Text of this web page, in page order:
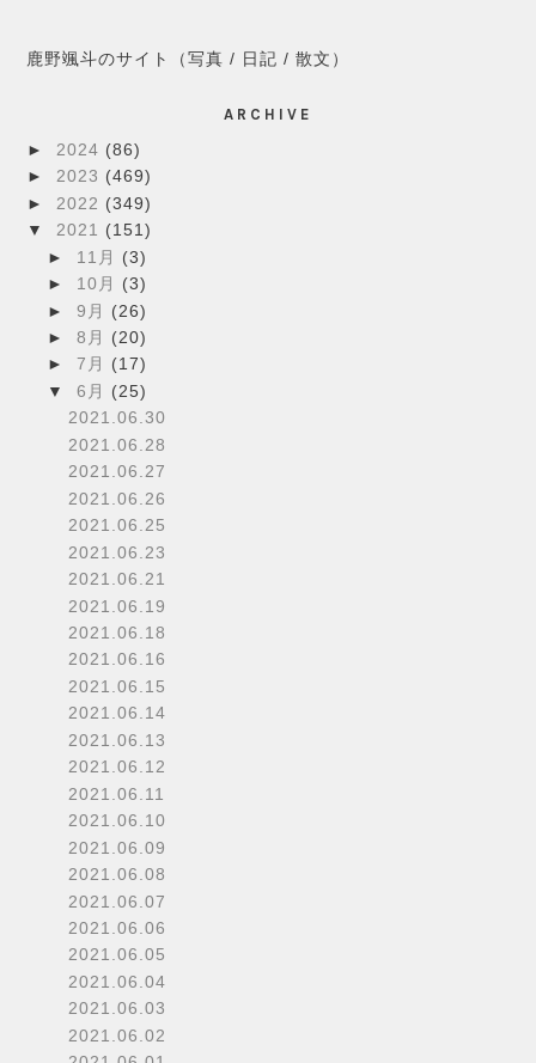
鹿野颯斗のサイト（写真 / 日記 / 散文）
ARCHIVE
► 2024 (86)
►2023 (469)
► 2022 (349)
▼ 2021 (151)
► 11月 (3)
► 10月 (3)
►9月 (26)
►8月 (20)
►7月 (17)
▼6月 (25)
2021.06.30
2021.06.28
2021.06.27
2021.06.26
2021.06.25
2021.06.23
2021.06.21
2021.06.19
2021.06.18
2021.06.16
2021.06.15
2021.06.14
2021.06.13
2021.06.12
2021.06.11
2021.06.10
2021.06.09
2021.06.08
2021.06.07
2021.06.06
2021.06.05
2021.06.04
2021.06.03
2021.06.02